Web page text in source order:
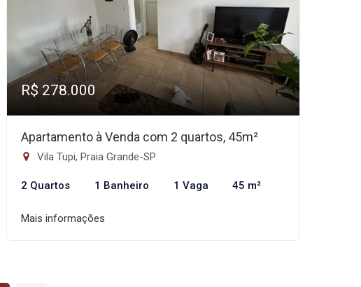
R$ 278.000
Apartamento à Venda com 2 quartos, 45m²
Vila Tupi, Praia Grande-SP
2 Quartos 1 Banheiro 1 Vaga 45 m²
Mais informações